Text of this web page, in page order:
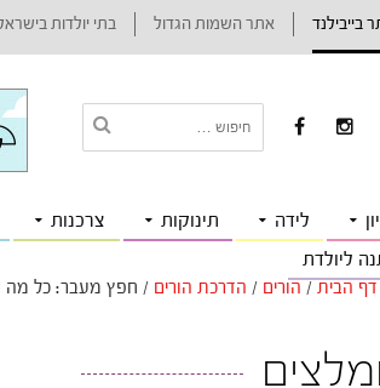
בייבילנד אתר השמות הגדול בתי יולדות
לידה תינוקות צרכנות
ליולדת
דף הבית / הורים / הדרכת הורים / חפץ מעבר: כל